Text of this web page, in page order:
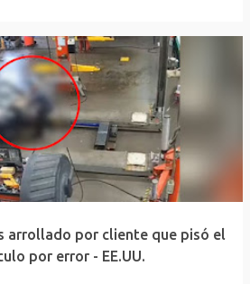
arrollado por cliente que pisó el
por error - EE.UU.